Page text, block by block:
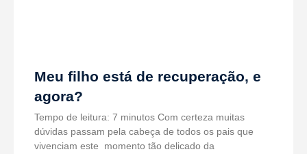
Meu filho está de recuperação, e
agora?
Tempo de leitura: 7 minutos Com certeza muitas
dúvidas passam pela cabeça de todos os pais que
vivenciam este momento tão delicado da